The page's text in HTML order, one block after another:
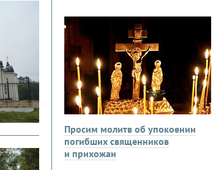
Просим молитв об упокоении
погибших священников
и прихожан